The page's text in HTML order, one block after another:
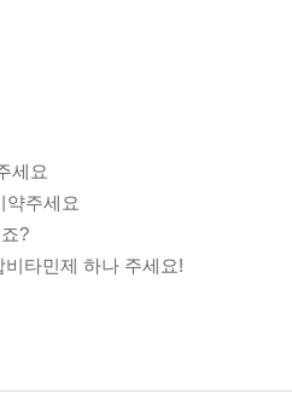
세요
약주세요
?
타민제 하나 주세요!